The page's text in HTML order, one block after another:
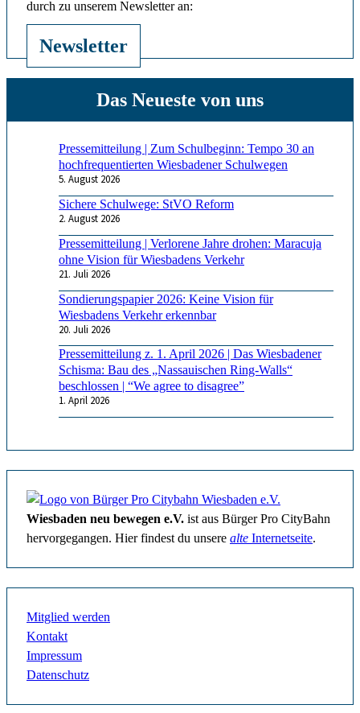
durch zu unserem Newsletter an:
Newsletter
Pressemitteilung | Zum Schulbeginn: Tempo 30 an
hochfrequentierten Wiesbadener Schulwegen
5. August 2026
Sichere Schulwege: StVO Reform
2. August 2026
Pressemitteilung | Verlorene Jahre drohen: Maracuja
ohne Vision für Wiesbadens Verkehr
21. Juli 2026
Sondierungspapier 2026: Keine Vision für
Wiesbadens Verkehr erkennbar
20. Juli 2026
Pressemitteilung z. 1. April 2026 | Das Wiesbadener
Schisma: Bau des „Nassauischen Ring-Walls“
beschlossen | “We agree to disagree”
1. April 2026
Wiesbaden neu bewegen e.V. ist aus Bürger Pro CityBahn
hervorgegangen. Hier findest du unsere alte Internetseite.
Mitglied werden
Kontakt
Impressum
Datenschutz